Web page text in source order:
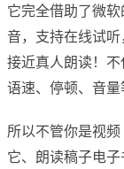
它完全借助了微
音，支持在线试
接近真人朗读！不
语速、停顿、音量
所以不管你是视
它、朗读稿子电